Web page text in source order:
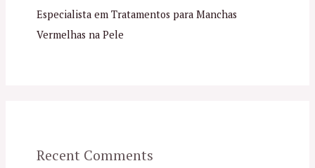
Especialista em Tratamentos para Manchas
Vermelhas na Pele
Recent Comments